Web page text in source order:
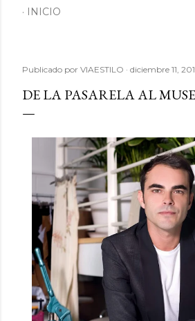
INICIO
Publicado por VIAESTILO diciembre 11,
DE LA PASARELA AL